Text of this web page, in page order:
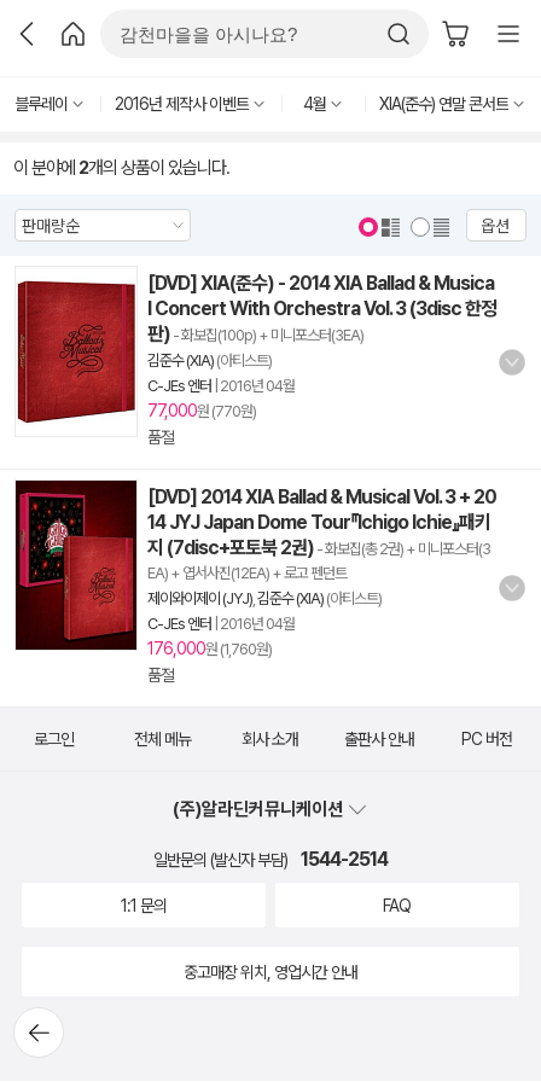
블루레이 2016년 제작사 이벤트 4월 XIA(준수) 연말 콘서트
이 분야에 2개의 상품이 있습니다.
옵션
[DVD] XIA(준수) - 2014 XIA Ballad & Musica
l Concert With Orchestra Vol. 3 (3disc 한정
판) - 화보집(100p) + 미니포스터(3EA)
김준수 (XIA) (아티스트)
C-JEs 엔터 2016년 04월
77,000원 (770원)
품절
[DVD] 2014 XIA Ballad & Musical Vol. 3 + 20
14 JYJ Japan Dome Tour『Ichigo Ichie』패키
지 (7disc+포토북 2권) - 화보집(총 2권) + 미니포스터(3
EA) + 엽서사진(12EA) + 로고 펜던트
제이와이제이 (JYJ) 김준수 (XIA) (아티스트)
C-JEs 엔터 2016년 04월
176,000원 (1,760원)
품절
뒤로가
기
로그인 전체 메뉴 회사 소개 출판사 안내 PC 버전
(주)알라딘커뮤니케이션
일반문의 (발신자 부담) 1544-2514
1:1 문의 FAQ
중고매장 위치, 영업시간 안내